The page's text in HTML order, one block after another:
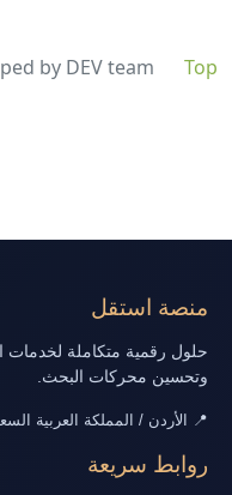
Top
by DEV team
منصة استقل
حلول رقمية متكاملة لخدمات
وتحسين محركات البحث.
📍 الأردن / المملكة العربية
روابط سريعة